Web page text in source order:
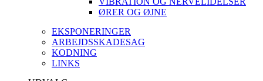
ØRER OG ØJNE
EKSPONERINGER
ARBEJDSSKADESAG
KODNING
LINKS